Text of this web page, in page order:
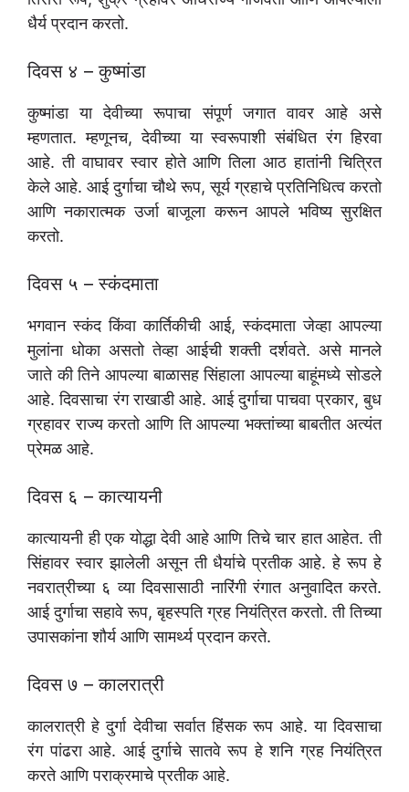
धैर्य प्रदान करतो.
दिवस ४ – कुष्मांडा
कुष्मांडा या देवीच्या रूपाचा संपूर्ण जगात वावर आहे असे
म्हणतात. म्हणूनच, देवीच्या या स्वरूपाशी संबंधित रंग हिरवा
आहे. ती वाघावर स्वार होते आणि तिला आठ हातांनी चित्रित
केले आहे. आई दुर्गाचा चौथे रूप, सूर्य ग्रहाचे प्रतिनिधित्व करतो
आणि नकारात्मक उर्जा बाजूला करून आपले भविष्य सुरक्षित
करतो.
दिवस ५ – स्कंदमाता
भगवान स्कंद किंवा कार्तिकीची आई, स्कंदमाता जेव्हा आपल्या
मुलांना धोका असतो तेव्हा आईची शक्ती दर्शवते. असे मानले
जाते की तिने आपल्या बाळासह सिंहाला आपल्या बाहूंमध्ये सोडले
आहे. दिवसाचा रंग राखाडी आहे. आई दुर्गाचा पाचवा प्रकार, बुध
ग्रहावर राज्य करतो आणि ति आपल्या भक्तांच्या बाबतीत अत्यंत
प्रेमळ आहे.
दिवस ६ – कात्यायनी
कात्यायनी ही एक योद्धा देवी आहे आणि तिचे चार हात आहेत. ती
सिंहावर स्वार झालेली असून ती धैर्याचे प्रतीक आहे. हे रूप हे
नवरात्रीच्या ६ व्या दिवसासाठी नारिंगी रंगात अनुवादित करते.
आई दुर्गाचा सहावे रूप, बृहस्पति ग्रह नियंत्रित करतो. ती तिच्या
उपासकांना शौर्य आणि सामर्थ्य प्रदान करते.
दिवस ७ – कालरात्री
कालरात्री हे दुर्गा देवीचा सर्वात हिंसक रूप आहे. या दिवसाचा
रंग पांढरा आहे. आई दुर्गाचे सातवे रूप हे शनि ग्रह नियंत्रित
करते आणि पराक्रमाचे प्रतीक आहे.